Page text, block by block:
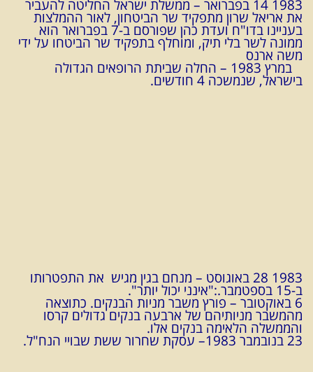
1983 14 בפברואר – ממשלת ישראל החליטה להעביר
את אריאל שרון מתפקיד שר הביטחון, לאור ההמלצות
בעניינו בדו"ח ועדת כהן שפורסם ב-7 בפברואר הוא
ממונה לשר בלי תיק, ומוחלף בתפקיד שר הביטחו על ידי
משה ארנס
במרץ 1983 – החלה שביתת הרופאים הגדולה
בישראל, שנמשכה 4 חודשים.
1983 28 באוגוסט – מנחם בגין מגיש את התפטרותו
ב-15 בספטמבר.:"אינני יכול יותר".
6 באוקטובר – פורץ משבר מניות הבנקים. כתוצאה
מהמשבר מניותיהם של ארבעה בנקים גדולים קרסו
והממשלה הלאימה בנקים אלו.
23 בנובמבר 1983– עסקת שחרור ששת שבויי הנח"ל.